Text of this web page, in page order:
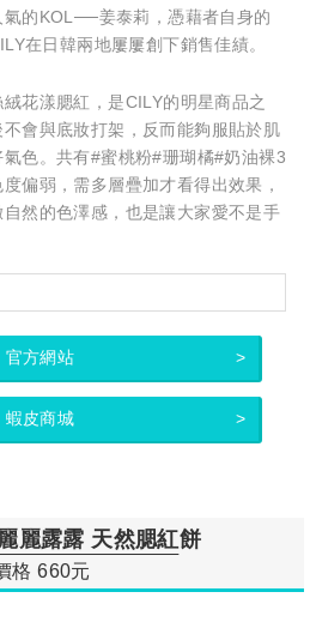
的KOL──姜泰莉，憑藉者自身的
在日韓兩地屢屢創下銷售佳績。
花漾腮紅，是CILY的明星商品之
會與底妝打架，反而能夠服貼於肌
色。共有#蜜桃粉#珊瑚橘#奶油裸3
偏弱，需多層疊加才看得出效果，
然的色澤感，也是讓大家愛不是手
官方網站
蝦皮商城
麗露露 天然腮紅餅
格 660元